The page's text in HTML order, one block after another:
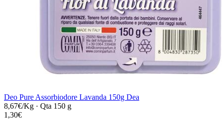
Deo Pure Assorbiodore Lavanda 150g Dea
8,67€/Kg · Qta 150 g
1,30€